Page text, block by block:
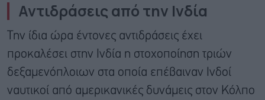
Αντιδράσεις από την Ινδία
Την ίδια ώρα έντονες αντιδράσεις έχει
προκαλέσει στην Ινδία η στοχοποίηση τριών
δεξαμενόπλοιων στα οποία επέβαιναν Ινδοί
ναυτικοί από αμερικανικές δυνάμεις στον Κόλπο